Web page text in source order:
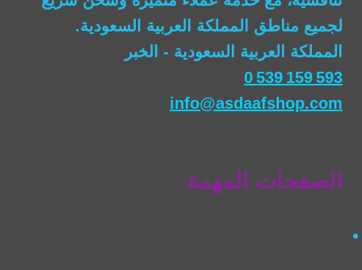
لجميع مناطق المملكة العربية السعودية.
المملكة العربية السعودية - الخبر
0 539 159 593
info@asdaafshop.com
الصفحات المهمة